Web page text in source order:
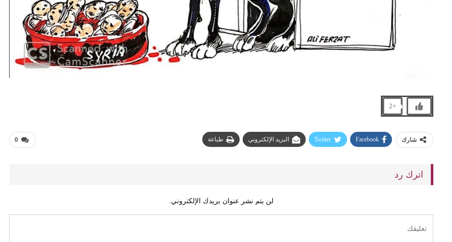
+2
0 شارك Facebook
Twitter البريد الإلكتروني طباعة
اترك رد
لن يتم نشر عنوان بريدك الإلكتروني.